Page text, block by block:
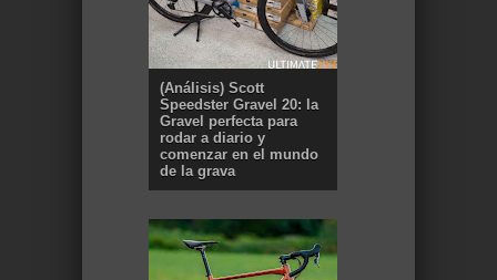
(Análisis) Scott
Speedster Gravel 20: la
Gravel perfecta para
rodar a diario y
comenzar en el mundo
de la grava